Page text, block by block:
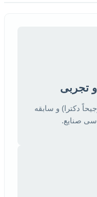
تجربی
دکترا) و سابقه
صنایع.